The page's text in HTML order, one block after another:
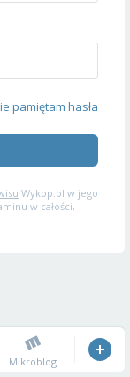
pamiętam hasła
Wykop.pl w jego
w całości,
Mikroblog